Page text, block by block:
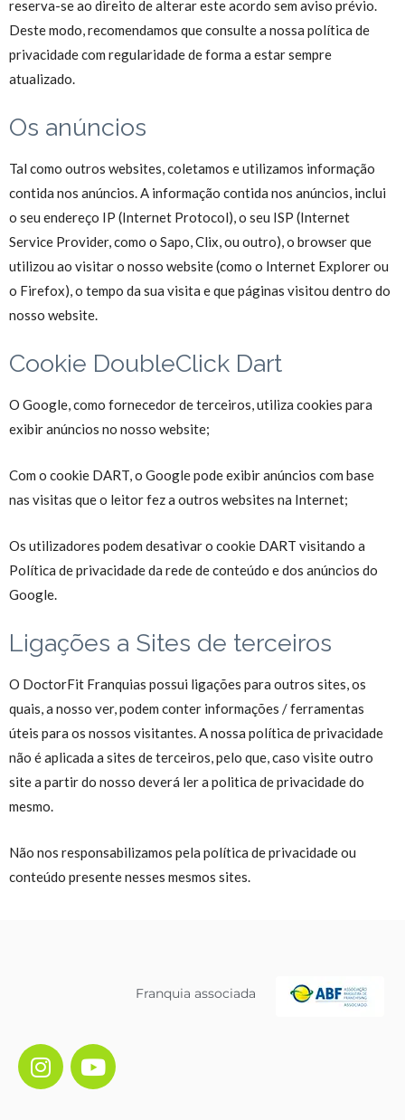
reserva-se ao direito de alterar este acordo sem aviso prévio.
Deste modo, recomendamos que consulte a nossa política de
privacidade com regularidade de forma a estar sempre
atualizado.
Os anúncios
Tal como outros websites, coletamos e utilizamos informação
contida nos anúncios. A informação contida nos anúncios, inclui
o seu endereço IP (Internet Protocol), o seu ISP (Internet
Service Provider, como o Sapo, Clix, ou outro), o browser que
utilizou ao visitar o nosso website (como o Internet Explorer ou
o Firefox), o tempo da sua visita e que páginas visitou dentro do
nosso website.
Cookie DoubleClick Dart
O Google, como fornecedor de terceiros, utiliza cookies para
exibir anúncios no nosso website;
Com o cookie DART, o Google pode exibir anúncios com base
nas visitas que o leitor fez a outros websites na Internet;
Os utilizadores podem desativar o cookie DART visitando a
Política deprivacidade da rede de conteúdo e dos anúncios do
Google.
Ligações a Sites de terceiros
O DoctorFit Franquias possui ligações para outros sites, os
quais, a nosso ver, podem conter informações / ferramentas
úteis para os nossos visitantes. A nossa política de privacidade
não é aplicada a sites de terceiros, pelo que, caso visite outro
site a partir do nosso deverá ler a politica de privacidade do
mesmo.
Não nos responsabilizamos pela política de privacidade ou
conteúdo presente nesses mesmos sites.
Franquia associada